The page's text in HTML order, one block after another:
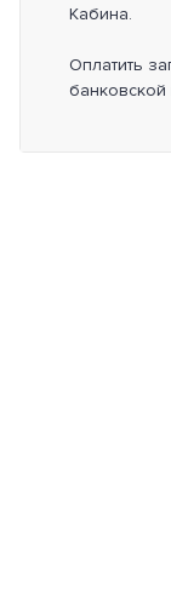
Кабина.
Оплатить
банковской